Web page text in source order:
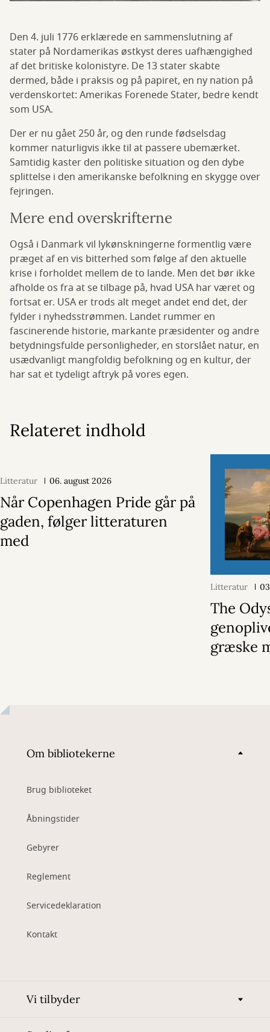
Den 4. juli 1776 erklærede en sammenslutning af
stater på Nordamerikas østkyst deres uafhængighed
af det britiske kolonistyre. De 13 stater skabte
dermed, både i praksis og på papiret, en ny nation på
verdenskortet: Amerikas Forenede Stater, bedre kendt
som USA.
Der er nu gået 250 år, og den runde fødselsdag
kommer naturligvis ikke til at passere ubemærket.
Samtidig kaster den politiske situation og den dybe
splittelse i den amerikanske befolkning en skygge over
fejringen.
Mere end overskrifterne
Også i Danmark vil lykønskningerne formentlig være
præget af en vis bitterhed som følge af den aktuelle
krise i forholdet mellem de to lande. Men det bør ikke
afholde os fra at se tilbage på, hvad USA har været og
fortsat er. USA er trods alt meget andet end det, der
fylder i nyhedsstrømmen. Landet rummer en
fascinerende historie, markante præsidenter og andre
betydningsfulde personligheder, en storslået natur, en
usædvanligt mangfoldig befolkning og en kultur, der
har sat et tydeligt aftryk på vores egen.
Relateret indhold
Litteratur 06. august 2026
Når Copenhagen Pride går på
gaden, følger litteraturen
med
Litteratur
The
græske
Om bibliotekerne
Brug biblioteket
Åbningstider
Gebyrer
Reglement
Servicedeklaration
Kontakt
Vi tilbyder